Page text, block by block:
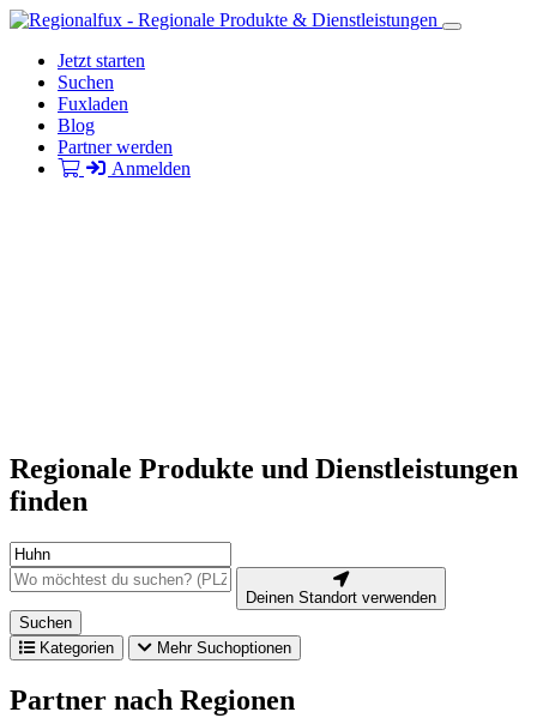
Jetzt starten
Suchen
Fuxladen
Blog
Partner werden
Anmelden
Regionale Produkte und Dienstleistungen
finden
Deinen Standort verwenden
Suchen
Kategorien
Mehr Suchoptionen
Partner nach Regionen